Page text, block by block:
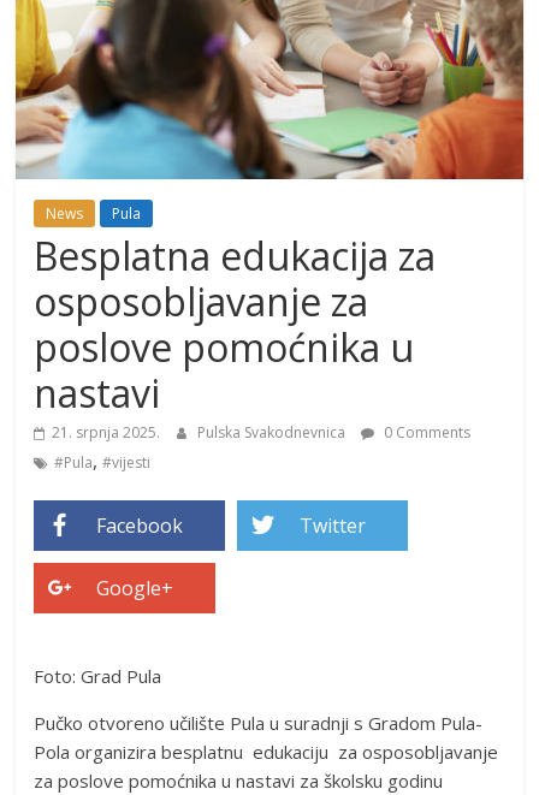
News Pula
Besplatna edukacija za
osposobljavanje za
poslove pomoćnika u
nastavi
21. srpnja 2025. Pulska Svakodnevnica
0 Comments
#Pula,#vijesti
Facebook Twitter
Google+
Foto: Grad Pula
Pučko otvoreno učilište Pula u suradnji s Gradom Pula-
Pola organizira besplatnu edukaciju za osposobljavanje
za poslove pomoćnika u nastavi za školsku godinu